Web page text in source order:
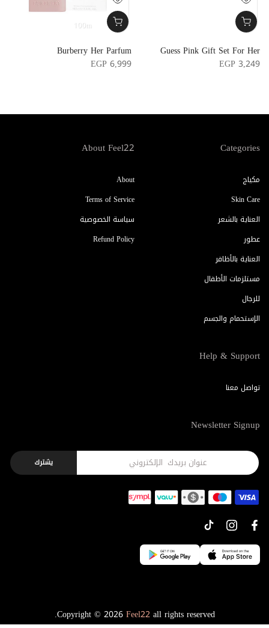
100m
Burberry Her Parfum
EGP 6,999
Guess Pink Gift Set For Her
EGP 3,249
Categories
مكياج
Skin Care
العناية بالشعر
عطور
العناية بالأظافر
مستلزمات الأطفال
للرجال
الإستحمام والجسم
About Feel22
About
Terms of Service
سياسة الخصوصية
Refund Policy
Help & Support
تواصل معنا
Newsletter Signup
يشترك
Copyright © 2026Feel22all rights reserved.